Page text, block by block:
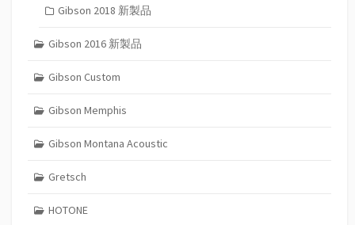
Gibson 2018 新製品
Gibson 2016 新製品
Gibson Custom
Gibson Memphis
Gibson Montana Acoustic
Gretsch
HOTONE